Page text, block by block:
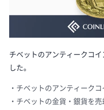
チベットのアンティークコ
した。
チベットのアンティーク
チベットの金貨・銀貨を売